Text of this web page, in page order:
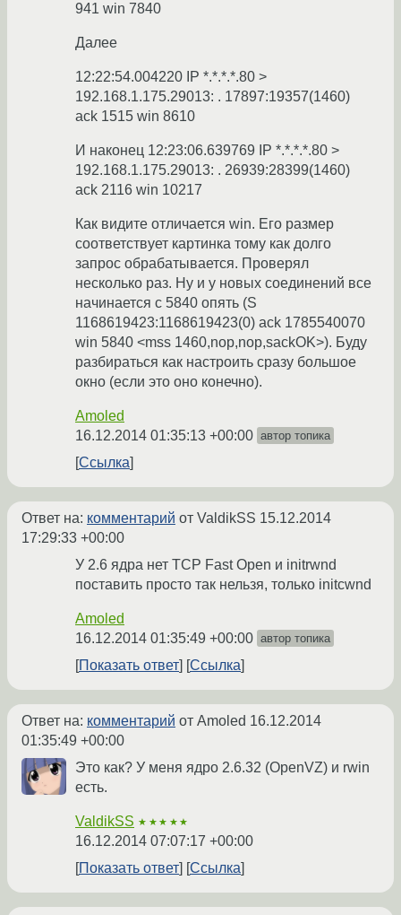
941 win 7840
Далее
12:22:54.004220 IP *.*.*.*.80 >
192.168.1.175.29013: . 17897:19357(1460)
ack 1515 win 8610
И наконец 12:23:06.639769 IP *.*.*.*.80 >
192.168.1.175.29013: . 26939:28399(1460)
ack 2116 win 10217
Как видите отличается win. Его размер
соответствует картинка тому как долго
запрос обрабатывается. Проверял
несколько раз. Ну и у новых соединений все
начинается с 5840 опять (S
1168619423:1168619423(0) ack 1785540070
win 5840 <mss 1460,nop,nop,sackOK>). Буду
разбираться как настроить сразу большое
окно (если это оно конечно).
Amoled
16.12.2014 01:35:13 +00:00 автор топика
Ссылка
Ответ на: комментарий от ValdikSS 15.12.2014
17:29:33 +00:00
У 2.6 ядра нет TCP Fast Open и initrwnd
поставить просто так нельзя, только initcwnd
Amoled
16.12.2014 01:35:49 +00:00 автор топика
Показать ответ Ссылка
Ответ на: комментарий от Amoled 16.12.2014
01:35:49 +00:00
Это как? У меня ядро 2.6.32 (OpenVZ) и rwin
есть.
ValdikSS ★★★★★
16.12.2014 07:07:17 +00:00
Показать ответ
Ссылка